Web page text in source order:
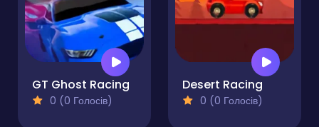
GT Ghost Racing
0 (0 Голосів)
Desert Racing
0 (0 Голосів)